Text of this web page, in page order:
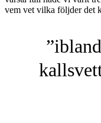
vem vet vilka följder det